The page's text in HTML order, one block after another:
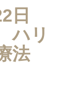
日
ハリ
法